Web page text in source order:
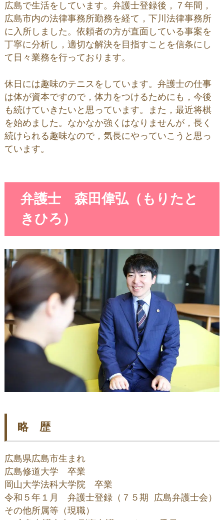
広島で生活をしています。弁護士登録後，７年間，
広島市内の法律事務所勤務を経て，下川法律事務所
に入所しました。依頼者の方が直面している事案を
丁寧に分析し，適切な解決を目指すことを信条にし
て日々業務を行っております。
休日には趣味のテニスをしています。弁護士の仕事
は体が資本ですので，体力をつけるためにも，今後
も続けていきたいと思っています。また，最近将棋
を始めました。なかなか強くはなりませんが，長く
続けられる趣味なので，気長にやっていこうと思っ
ています。
弁護士 森田偉弘（もりたと
きひろ）
略 歴
広島県広島市生まれ
広島修道大学　卒業
岡山大学法科大学院　卒業
令和５年１月　弁護士登録（７５期 広島弁護士会）
その他所属等（現職）